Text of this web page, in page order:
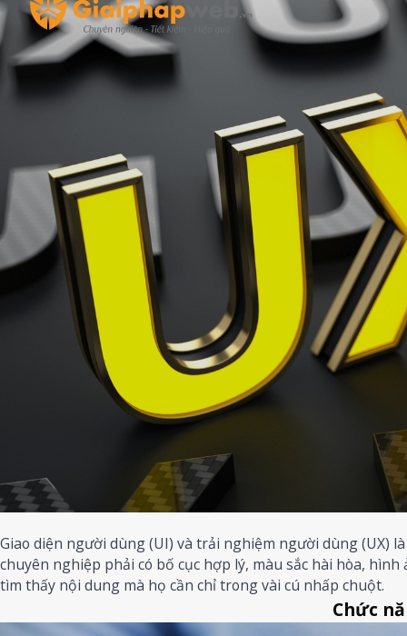
Giao diện người dùng (UI) và trải nghiệm người dùng (UX)
chuyên nghiệp phải có bố cục hợp lý, màu sắc hài hòa,
tìm thấy nội dung mà họ cần chỉ trong vài cú nhấp chuột.
Chức